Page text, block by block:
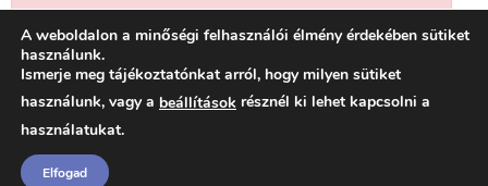
Jelenleg nincsenek események.
A weboldalon a minőségi felhasználói élmény érdekében sütiket
használunk.
Ismerje meg tájékoztatónkat arról, hogy milyen sütiket
használunk, vagy a beállítások résznél ki lehet kapcsolni a
használatukat.
Elfogad